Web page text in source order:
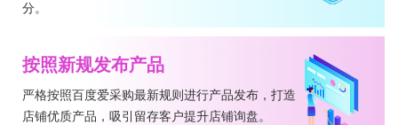
分。
按照新规发布产品
严格按照百度爱采购最新规则进行产品发布，打造
店铺优质产品，吸引留存客户提升店铺询盘。